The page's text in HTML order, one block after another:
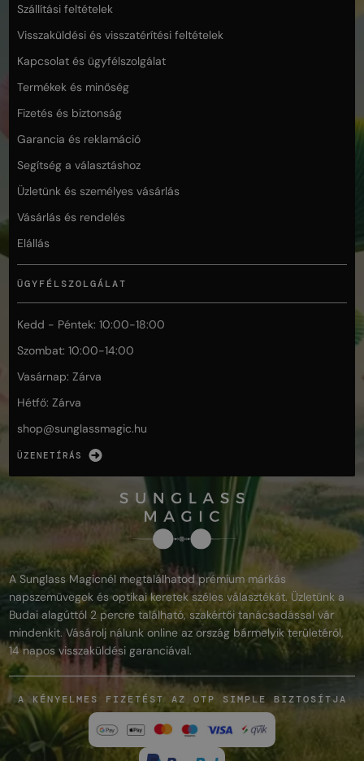
Szállítási feltételek
Visszaküldési és visszatérítési feltételek
Kapcsolat és ügyfélszolgálat
Termékek és minőség
Fizetés és biztonság
Garancia és reklamáció
Segítség a választáshoz
Üzletünk és személyes vásárlás
Vásárlás és rendelés
Elállás
ÜGYFÉLSZOLGÁLAT
Kedd - Péntek: 10:00-18:00
Szombat: 10:00-14:00
Vasárnap: Zárva
Hétfő: Zárva
shop@sunglassmagic.hu
ÜZENETÍRÁS
A Sunglass Magicnél megtalálhatod prémium márkás
napszemüvegek és optikai keretek széles választékát. Üzletünk a
Budai alagúttól 2 percre található, szakértői tanácsadással vár
mindenkit. Vásárolj nálunk online az ország bármelyik területéről,
14 napos visszaküldési garanciával.
A KÉNYELMES FIZETÉST AZ OTP SIMPLE BIZTOSÍTJA